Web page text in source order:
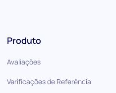
Produto
Avaliações
Verificações de Referência